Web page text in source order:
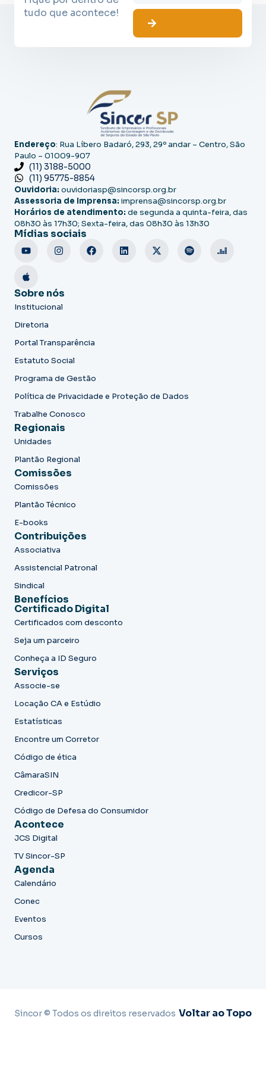
tudo que acontece!
Endereço: Rua Líbero Badaró, 293, 29º andar – Centro, São
Paulo – 01009-907
(11) 3188-5000
(11) 95775-8854
Ouvidoria: ouvidoriasp@sincorsp.org.br
Assessoria de Imprensa: imprensa@sincorsp.org.br
Horários de atendimento: de segunda a quinta-feira, das
08h30 às 17h30; Sexta-feira, das 08h30 às 13h30
Mídias sociais
Sobre nós
Institucional
Diretoria
Portal Transparência
Estatuto Social
Programa de Gestão
Política de Privacidade e Proteção de Dados
Trabalhe Conosco
Regionais
Unidades
Plantão Regional
Comissões
Comissões
Plantão Técnico
E-books
Contribuições
Associativa
Assistencial Patronal
Sindical
Benefícios
Certificado Digital
Certificados com desconto
Seja um parceiro
Conheça a ID Seguro
Serviços
Associe-se
Locação CA e Estúdio
Estatísticas
Encontre um Corretor
Código de ética
CâmaraSIN
Credicor-SP
Código de Defesa do Consumidor
Acontece
JCS Digital
TV Sincor-SP
Agenda
Calendário
Conec
Eventos
Cursos
Sincor © Todos os direitos reservados Voltar ao Topo